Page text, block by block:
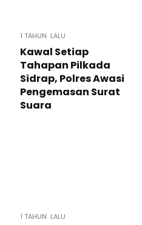
1 TAHUN LALU
Kawal Setiap
Tahapan Pilkada
Sidrap, Polres Awasi
Pengemasan Surat
Suara
1 TAHUN LALU